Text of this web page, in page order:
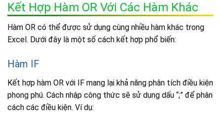
Kết Hợp Hàm OR Với Các Hàm Khác
Hàm OR có thể được sử dụng cùng nhiều hàm khác trong
Excel. Dưới đây là một số cách kết hợp phổ biến:
Hàm IF
Kết hợp hàm OR với IF mang lại khả năng phân tích điều kiện
phong phú. Cách nhập công thức sẽ sử dụng dấu “;” để phân
cách các điều kiện. Ví dụ: